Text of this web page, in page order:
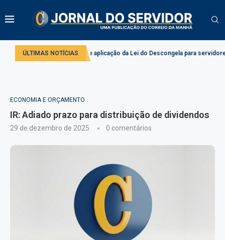
ÚLTIMAS NOTÍCIAS
Comissão debate aplicação da Lei do Descongela para servidores públicos
ECONOMIA E ORÇAMENTO
IR: Adiado prazo para distribuição de dividendos
29 de dezembro de 2025 0 comentários